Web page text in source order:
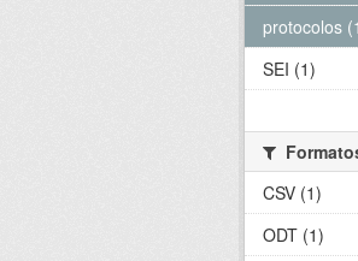
protocolos
SEI (1)
CSV (1)
ODT (1)